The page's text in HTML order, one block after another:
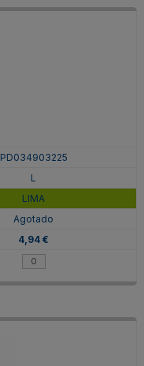
PD034903225
L
LIMA
Agotado
4,94 €